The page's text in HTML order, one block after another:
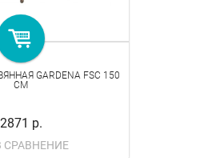
GARDENA FSC 150
СМ
2871 р.
СРАВНЕНИЕ